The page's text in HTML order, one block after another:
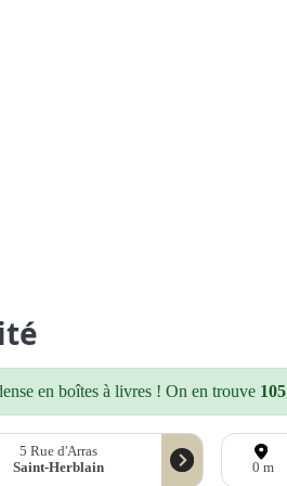
en boîtes à livres ! On en trouve 105
5 Rue d'Arras
Saint-Herblain
0 m